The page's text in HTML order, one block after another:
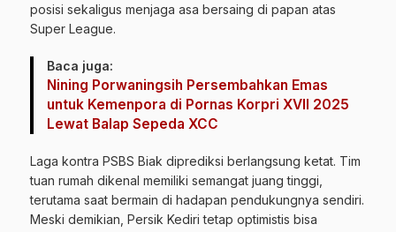
posisi sekaligus menjaga asa bersaing di papan atas
Super League.
Baca juga:
Nining Porwaningsih Persembahkan Emas
untuk Kemenpora di Pornas Korpri XVII 2025
Lewat Balap Sepeda XCC
Laga kontra PSBS Biak diprediksi berlangsung ketat. Tim
tuan rumah dikenal memiliki semangat juang tinggi,
terutama saat bermain di hadapan pendukungnya sendiri.
Meski demikian, Persik Kediri tetap optimistis bisa